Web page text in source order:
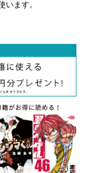
います。